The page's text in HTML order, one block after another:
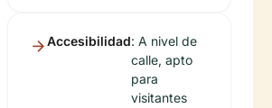
Accesibilidad: A nivel de
calle, apto
para
visitantes